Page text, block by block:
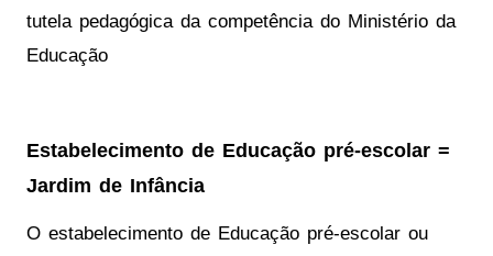
tutela pedagógica da competência do Ministério da
Educação
Estabelecimento de Educação pré-escolar =
Jardim de Infância
O estabelecimento de Educação pré-escolar ou